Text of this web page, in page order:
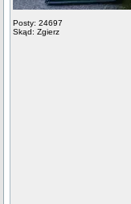
Posty: 24697
Skąd: Zgierz